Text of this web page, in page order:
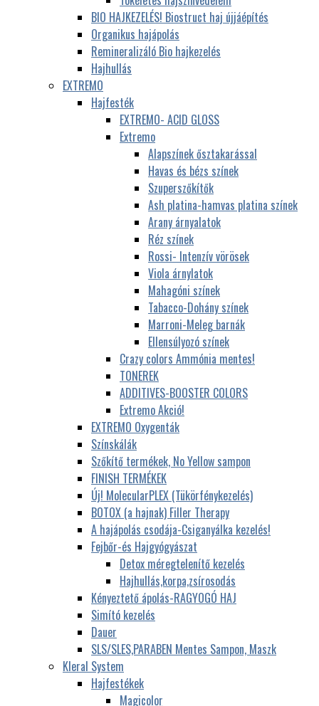
BIO HAJKEZELÉS! Biostruct haj újjáépítés
Organikus hajápolás
Remineralizáló Bio hajkezelés
Hajhullás
EXTREMO
Hajfesték
EXTREMO- ACID GLOSS
Extremo
Alapszínek ősztakarással
Havas és bézs színek
Szuperszőkítők
Ash platina-hamvas platina színek
Arany árnyalatok
Réz színek
Rossi- Intenzív vörösek
Viola árnylatok
Mahagóni színek
Tabacco-Dohány színek
Marroni-Meleg barnák
Ellensúlyozó színek
Crazy colors Ammónia mentes!
TONEREK
ADDITIVES-BOOSTER COLORS
Extremo Akció!
EXTREMO Oxygenták
Színskálák
Szőkítő termékek, No Yellow sampon
FINISH TERMÉKEK
Új! MolecularPLEX (Tükörfénykezelés)
BOTOX (a hajnak) Filler Therapy
A hajápolás csodája-Csiganyálka kezelés!
Fejbőr-és Hajgyógyászat
Detox méregtelenítő kezelés
Hajhullás,korpa,zsírosodás
Kényeztető ápolás-RAGYOGÓ HAJ
Simító kezelés
Dauer
SLS/SLES,PARABEN Mentes Sampon, Maszk
Kleral System
Hajfestékek
Magicolor